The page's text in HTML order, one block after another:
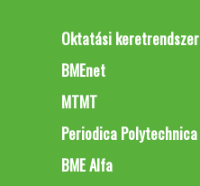
Oktatási keretrendszer
BMEnet
MTMT
Periodica Polytechnica
BME Alfa